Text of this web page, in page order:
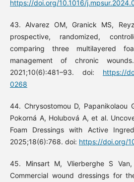
https://doi.org/10.1016/
43. Alvarez OM, Granick MS,
prospective, randomized,
comparing three multilayered
management of chronic
2021;10(6):481–93. doi: https://
0268
44. Chrysostomou D, Papanikolaou
Pokorná A, Holubová A, et al.
Foam Dressings with Active
2025;18(6):768. doi: https://doi.org/
45. Minsart M, Vlierberghe S
Commercial wound dressings for